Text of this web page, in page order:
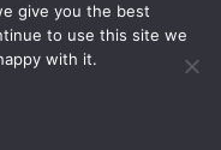
give you the best
to use this site we
with it.